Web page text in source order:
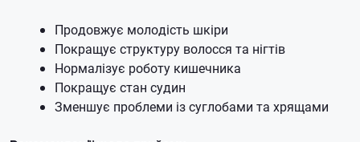
Продовжує молодість шкіри
Покращує структуру волосся та нігтів
Нормалізує роботу кишечника
Покращує стан судин
Зменшує проблеми із суглобами та хрящами